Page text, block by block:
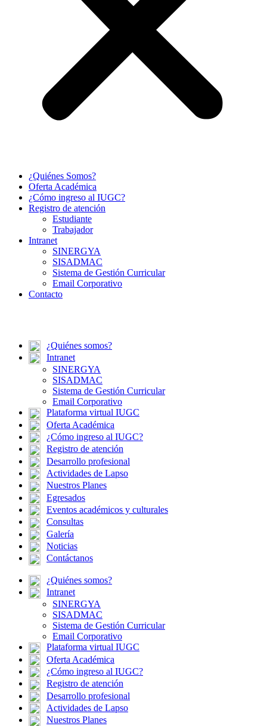
¿Quiénes Somos?
Oferta Académica
¿Cómo ingreso al IUGC?
Registro de atención
Estudiante
Trabajador
Intranet
SINERGYA
SISADMAC
Sistema de Gestión Curricular
Email Corporativo
Contacto
¿Quiénes somos?
Intranet
SINERGYA
SISADMAC
Sistema de Gestión Curricular
Email Corporativo
Plataforma virtual IUGC
Oferta Académica
¿Cómo ingreso al IUGC?
Registro de atención
Desarrollo profesional
Actividades de Lapso
Nuestros Planes
Egresados
Eventos académicos y culturales
Consultas
Galería
Noticias
Contáctanos
¿Quiénes somos?
Intranet
SINERGYA
SISADMAC
Sistema de Gestión Curricular
Email Corporativo
Plataforma virtual IUGC
Oferta Académica
¿Cómo ingreso al IUGC?
Registro de atención
Desarrollo profesional
Actividades de Lapso
Nuestros Planes